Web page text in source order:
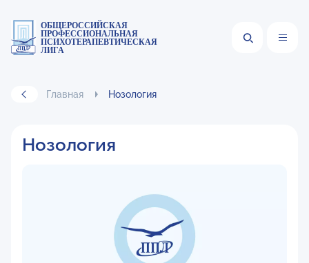
ОБЩЕРОССИЙСКАЯ
ПРОФЕССИОНАЛЬНАЯ
ПСИХОТЕРАПЕВТИЧЕСКАЯ
ЛИГА
Главная Нозология
Нозология